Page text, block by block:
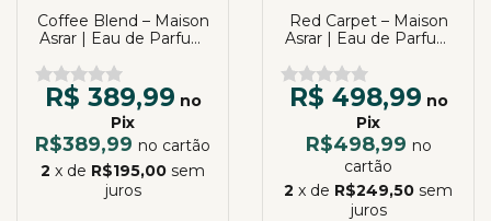
Coffee Blend – Maison
Asrar | Eau de Parfum
R$ 389,99 no
Pix
R$389,99 no cartão
2 x de R$195,00 sem
juros
Red Carpet – Maison
Asrar | Eau de Parfum
R$ 498,99 no
Pix
R$498,99 no
cartão
2 x de R$249,50 sem
juros